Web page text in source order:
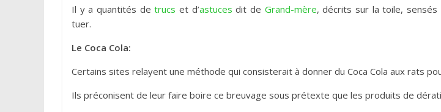
Il y a quantités detrucs et d’astuces dit de Grand-mère, décrits sur la toile,
tuer.
Le Coca Cola:
Certains sites relayent une méthode qui consisterait à donner du Coca Cola aux rats
Ils préconisent de leur faire boire ce breuvage sous prétexte que les produits de